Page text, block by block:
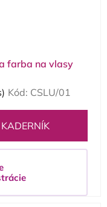
farba na vlasy
Kód: CSLU/01